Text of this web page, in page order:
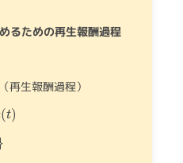
るための再生報酬過程
（再生報酬過程）
( t